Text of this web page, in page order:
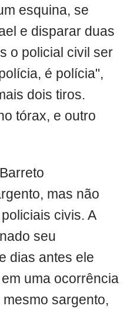
esquina, se
e disparar duas
o policial civil ser
é polícia",
dois tiros.
tórax, e outro
mas não
civis. A
seu
dias antes ele
uma ocorrência
sargento,